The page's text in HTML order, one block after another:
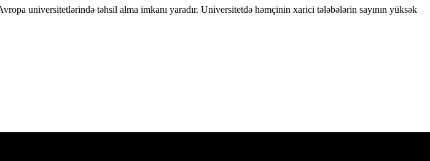
universitetlərində təhsil alma imkanı yaradır. Universitetdə həmçinin xarici tələbələrin sayının yüksək